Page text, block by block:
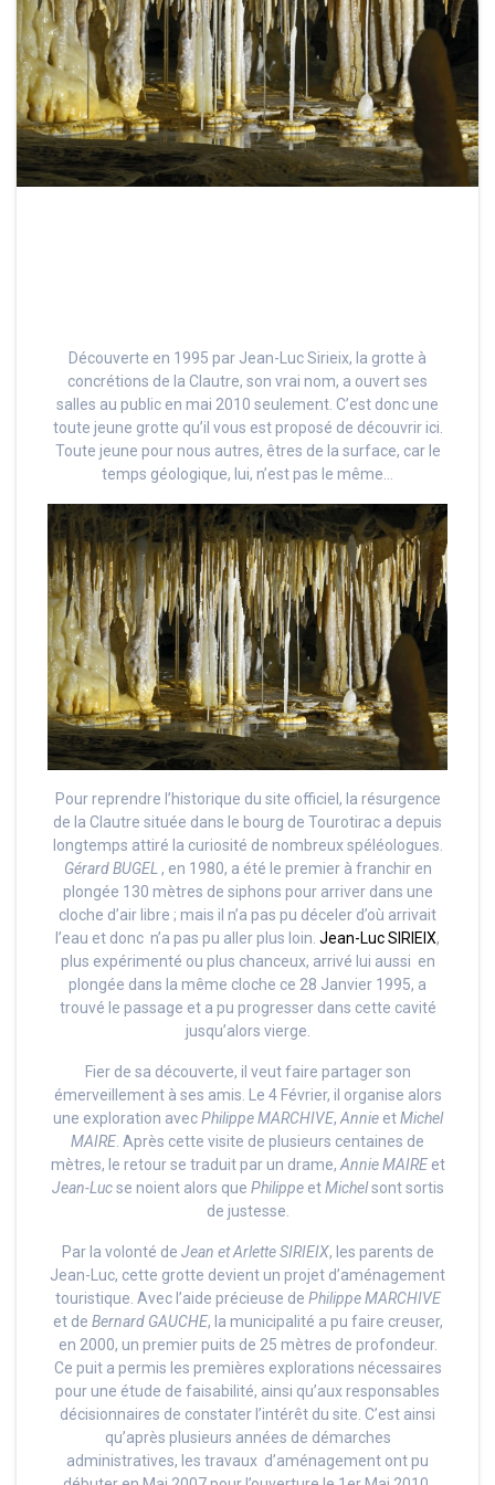
Découverte en 1995 par Jean-Luc Sirieix, la grotte à
concrétions de la Clautre, son vrai nom, a ouvert ses
salles au public en mai 2010 seulement. C’est donc une
toute jeune grotte qu’il vous est proposé de découvrir ici.
Toute jeune pour nous autres, êtres de la surface, car le
temps géologique, lui, n’est pas le même…
Pour reprendre l’historique du site officiel, la résurgence
de la Clautre située dans le bourg de Tourotirac a depuis
longtemps attiré la curiosité de nombreux spéléologues.
Gérard BUGEL , en 1980, a été le premier à franchir en
plongée 130 mètres de siphons pour arriver dans une
cloche d’air libre ; mais il n’a pas pu déceler d’où arrivait
l’eau et donc n’a pas pu aller plus loin. Jean-Luc SIRIEIX,
plus expérimenté ou plus chanceux, arrivé lui aussi en
plongée dans la même cloche ce 28 Janvier 1995, a
trouvé le passage et a pu progresser dans cette cavité
jusqu’alors vierge.
Fier de sa découverte, il veut faire partager son
émerveillement à ses amis. Le 4 Février, il organise alors
une exploration avecPhilippe MARCHIVE, AnnieetMichel
MAIRE . Après cette visite de plusieurs centaines de
mètres, le retour se traduit par un drame, Annie MAIREet
Jean-Lucse noient alors que PhilippeetMichelsont sortis
de justesse.
Par la volonté de Jean et Arlette SIRIEIX, les parents de
Jean-Luc, cette grotte devient un projet d’aménagement
touristique. Avec l’aide précieuse de Philippe MARCHIVE
et de Bernard GAUCHE, la municipalité a pu faire creuser,
en 2000, un premier puits de 25 mètres de profondeur.
Ce puit a permis les premières explorations nécessaires
pour une étude de faisabilité, ainsi qu’aux responsables
décisionnaires de constater l’intérêt du site. C’est ainsi
qu’après plusieurs années de démarches
administratives, les travaux d’aménagement ont pu